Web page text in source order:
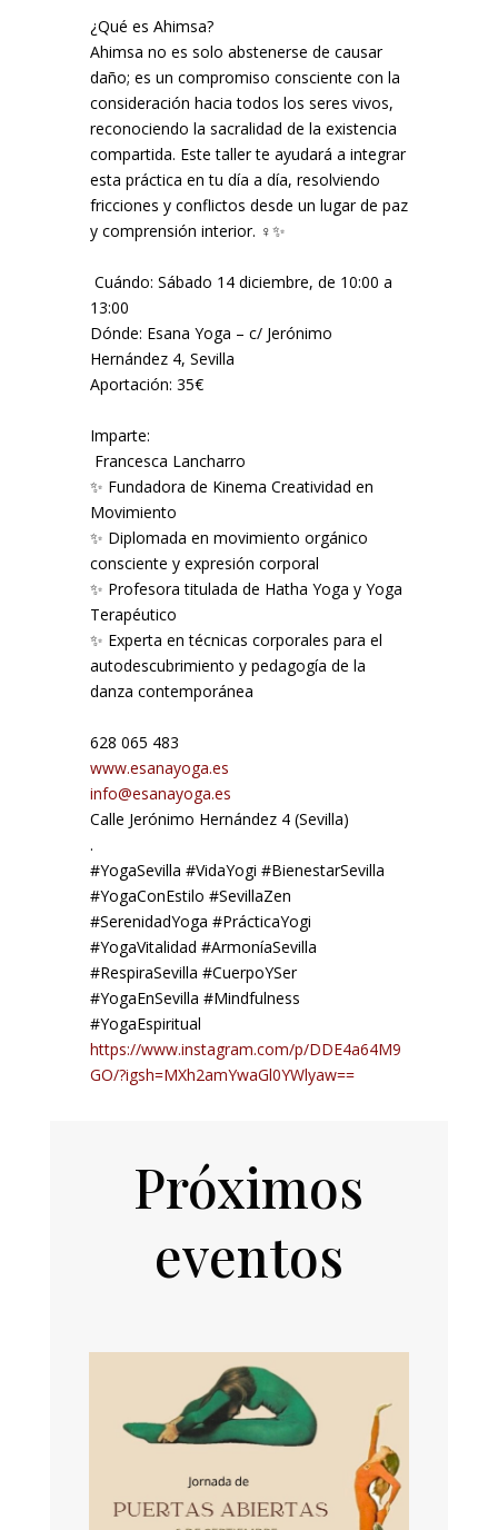
¿Qué es Ahimsa?
Ahimsa no es solo abstenerse de causar
daño; es un compromiso consciente con la
consideración hacia todos los seres vivos,
reconociendo la sacralidad de la existencia
compartida. Este taller te ayudará a integrar
esta práctica en tu día a día, resolviendo
fricciones y conflictos desde un lugar de paz
y comprensión interior. ‍♀️✨
️ Cuándo: Sábado 14 diciembre, de 10:00 a
13:00
Dónde: Esana Yoga – c/ Jerónimo
Hernández 4, Sevilla
Aportación: 35€
Imparte:
‍ Francesca Lancharro
✨ Fundadora de Kinema Creatividad en
Movimiento
✨ Diplomada en movimiento orgánico
consciente y expresión corporal
✨ Profesora titulada de Hatha Yoga y Yoga
Terapéutico
✨ Experta en técnicas corporales para el
autodescubrimiento y pedagogía de la
danza contemporánea
628 065 483
www.esanayoga.es
info@esanayoga.es
Calle Jerónimo Hernández 4 (Sevilla)
.
#YogaSevilla #VidaYogi #BienestarSevilla
#YogaConEstilo #SevillaZen
#SerenidadYoga #PrácticaYogi
#YogaVitalidad #ArmoníaSevilla
#RespiraSevilla #CuerpoYSer
#YogaEnSevilla #Mindfulness
#YogaEspiritual
https://www.instagram.com/p/DDE4a64M9
GO/?igsh=MXh2amYwaGl0YWlyaw==
Próximos
eventos